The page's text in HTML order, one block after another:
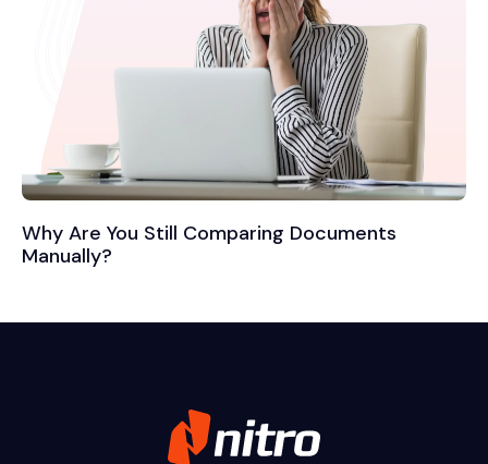
Why Are You Still Comparing Documents
Manually?